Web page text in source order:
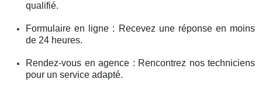
qualifié.
Formulaire en ligne : Recevez une réponse en moins
de 24 heures.
Rendez-vous en agence : Rencontrez nos techniciens
pour un service adapté.